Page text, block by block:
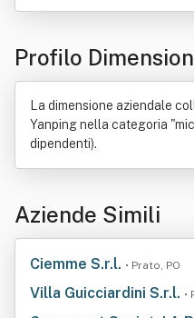
Profilo
La dimensione aziendale
Yanping nella categoria
dipendenti).
Aziende Simili
Ciemme S.r.l. • Prato, PO
Villa Guicciardini S.r.l. •